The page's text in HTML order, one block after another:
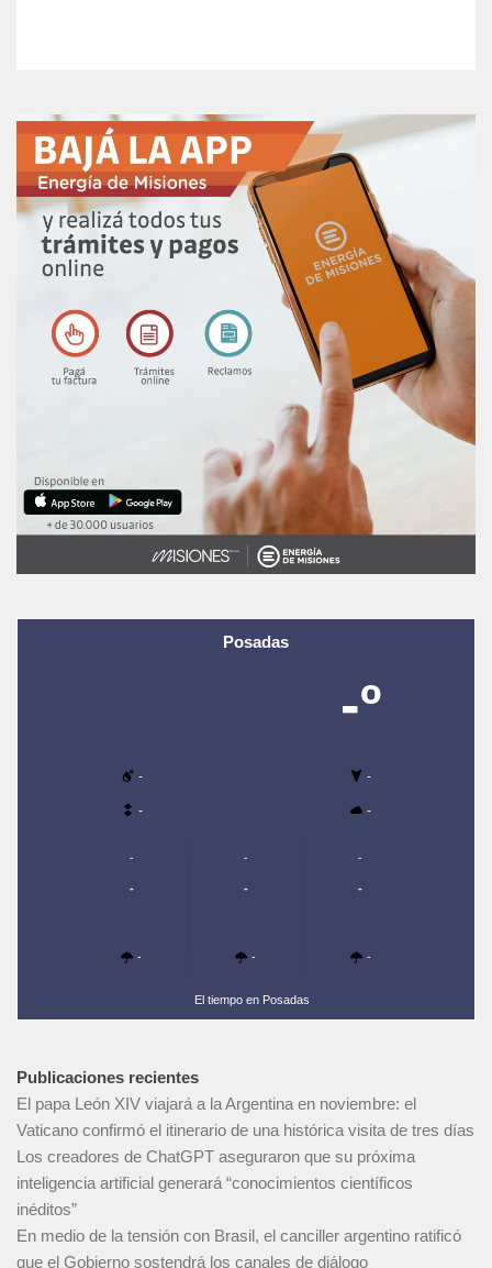
Posadas
-º
- -
- -
-
-
-
-
-
-
-
-
-
El tiempo en Posadas
Publicaciones recientes
El papa León XIV viajará a la Argentina en noviembre: el
Vaticano confirmó el itinerario de una histórica visita de tres días
Los creadores de ChatGPT aseguraron que su próxima
inteligencia artificial generará “conocimientos científicos
inéditos”
En medio de la tensión con Brasil, el canciller argentino ratificó
que el Gobierno sostendrá los canales de diálogo